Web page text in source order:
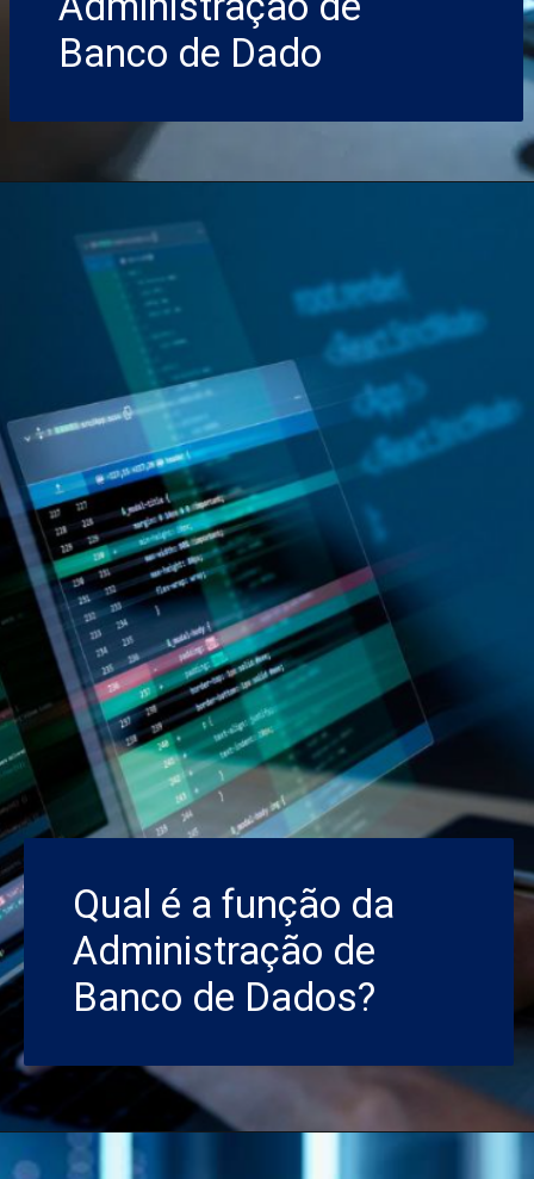
Banco de Dado
Qual é a função da
Administração de
Banco de Dados?